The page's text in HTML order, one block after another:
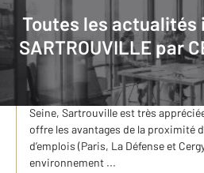
Toutes les actualités immobilières de
SARTROUVILLE par
Sartrouville et la petite
Région : Île-de-France Population :
Propriétaires : 57 % (source : Insee
communauté d’agglomération
Seine, Sartrouville est très
offre les avantages de la proximité
d’emplois (Paris, La Défense et
environnement ...